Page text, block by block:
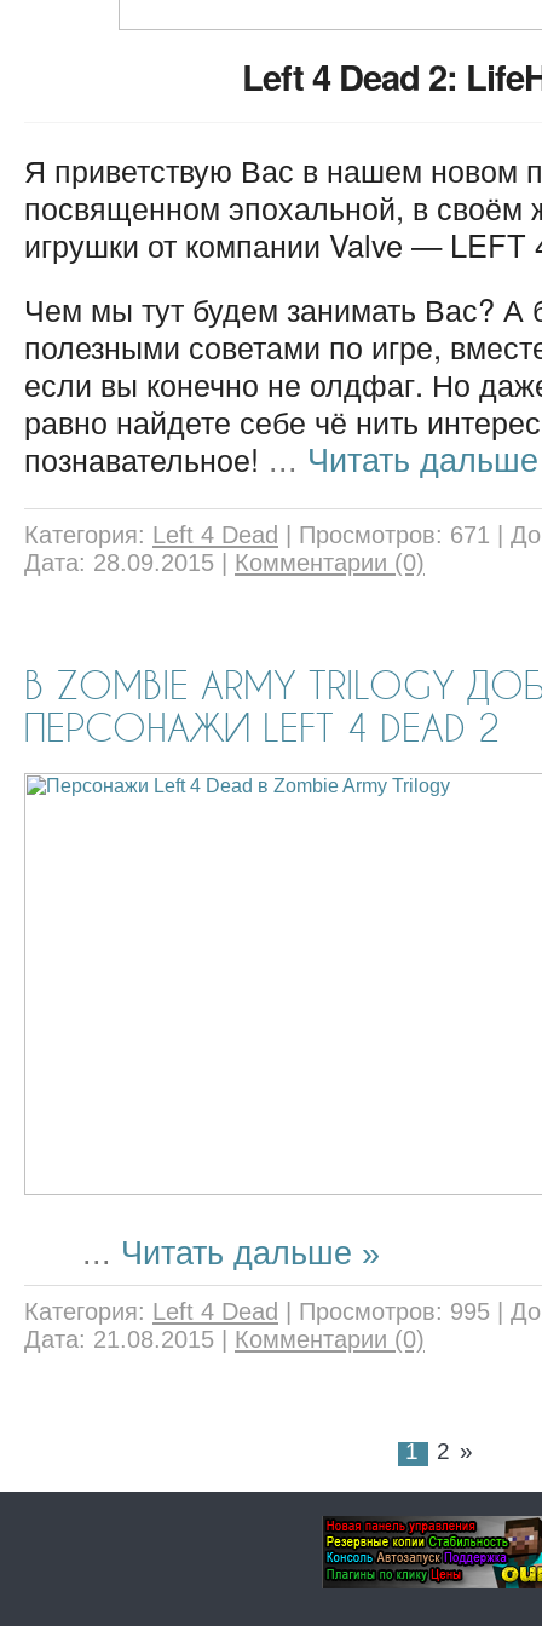
Left 4 Dead 2:
Я приветствую Вас в нашем новом
посвященном эпохальной, в своём
игрушки от компании Valve — LEFT
Чем мы тут будем занимать Вас? А
полезными советами по игре,
если вы конечно не олдфаг. Но
равно найдете себе чё нить
познавательное! ... Читать
Категория: Left 4 Dead | Просмотров: 671 |
Дата: 28.09.2015 | Комментарии (0)
В ZOMBIE ARMY TRILOGY
ПЕРСОНАЖИ LEFT 4 DEAD 2
... Читать дальше »
Категория: Left 4 Dead | Просмотров: 995 |
Дата: 21.08.2015 | Комментарии (0)
1 2 »